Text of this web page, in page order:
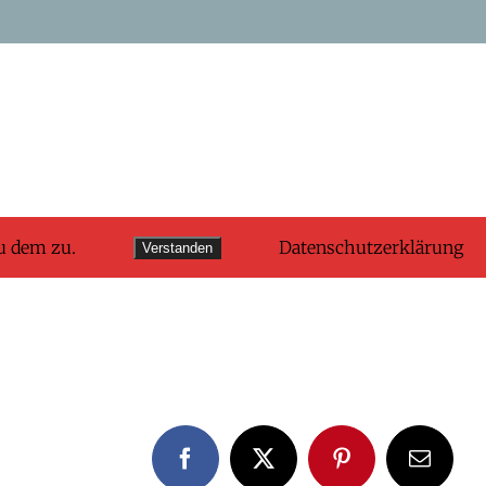
FacebookX PinterestE-
dem zu. Verstanden Datenschutzerklärung